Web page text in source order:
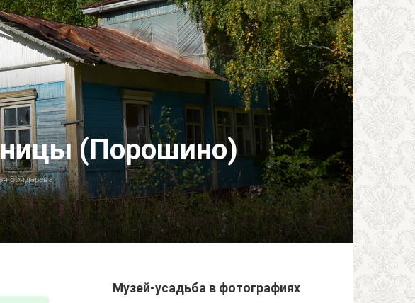
(Порошино)
Бондарева
Музей-усадьба в фотографиях